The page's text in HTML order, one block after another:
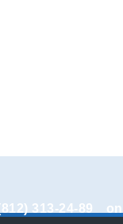
313-24-89